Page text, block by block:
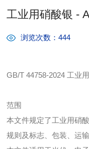
工业用硝酸银 -
浏览次数：444
GB/T 44758-2024 工业
范围
本文件规定了工业用硝
规则及标志、包装、运